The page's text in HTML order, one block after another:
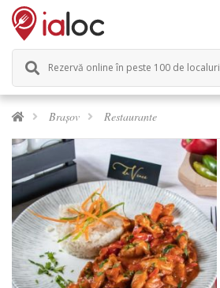
Rezervă online în peste 100 de localuri
Brașov Restaurante